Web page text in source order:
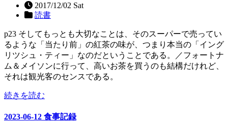
2017/12/02 Sat
読書
p23 そしてもっとも大切なことは、そのスーパーで売ってい
るような「当たり前」の紅茶の味が、つまり本当の「イング
リツシュ・ティー」なのだということである。／フォートナ
ム＆メイソンに行って、高いお茶を買うのも結構だけれど、
それは観光客のセンスである。
続きを読む
2023-06-12 食事記録